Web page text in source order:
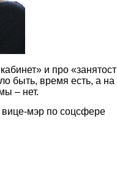
и про
быть, время есть, а на
– нет.
мэр по соцсфере